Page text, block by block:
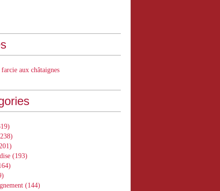
aux châtaignes
(193)
(144)